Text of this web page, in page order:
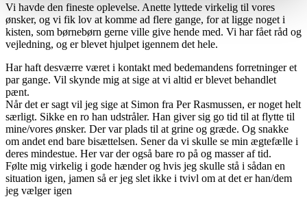
Vi havde den fineste oplevelse. Anette lyttede virkelig til vores
ønsker, og vi fik lov at komme ad flere gange, for at ligge noget i
kisten, som børnebørn gerne ville give hende med. Vi har fået råd og
vejledning, og er blevet hjulpet igennem det hele.
Har haft desværre været i kontakt med bedemandens forretninger et
par gange. Vil skynde mig at sige at vi altid er blevet behandlet
pænt.
Når det er sagt vil jeg sige at Simon fra Per Rasmussen, er noget helt
særligt. Sikke en ro han udstråler. Han giver sig go tid til at flytte til
mine/vores ønsker. Der var plads til at grine og græde. Og snakke
om andet end bare bisættelsen. Sener da vi skulle se min ægtefælle i
deres mindestue. Her var der også bare ro på og masser af tid.
Følte mig virkelig i gode hænder og hvis jeg skulle stå i sådan en
situation igen, jamen så er jeg slet ikke i tvivl om at det er han/dem
jeg vælger igen